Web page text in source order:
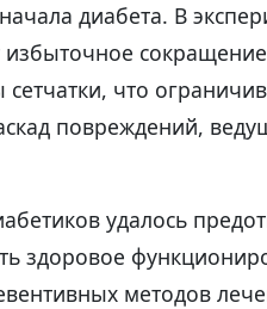
диабета. В
сокращение
что
повреждений,
удалось
здоровое
методов